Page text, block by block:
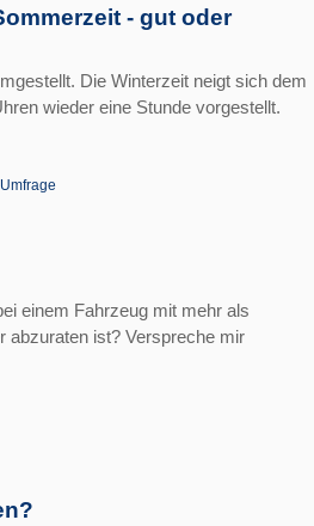
- gut oder
Die Winterzeit neigt sich dem
wieder eine Stunde vorgestellt.
Umfrage
einem Fahrzeug mit mehr als
abzuraten ist? Verspreche mir